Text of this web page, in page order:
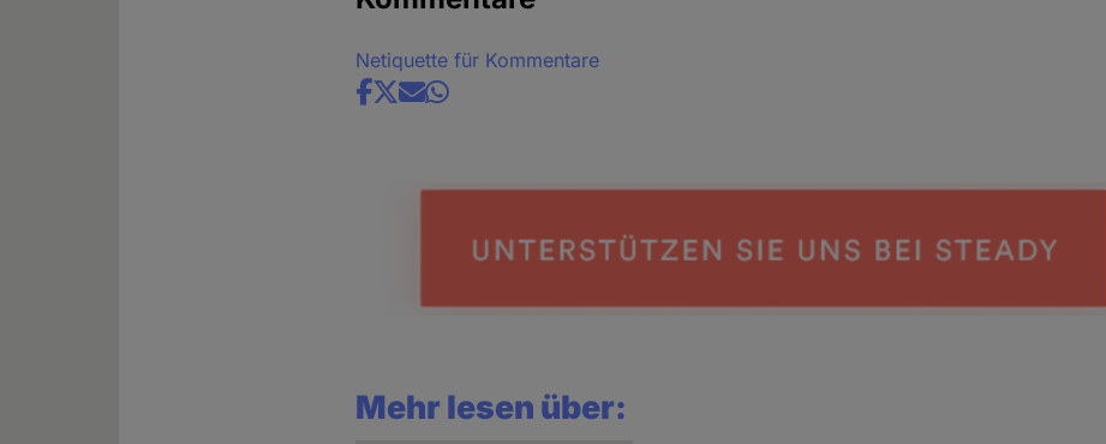
Netiquette für Kommentare
Share
Mehr lesen über: